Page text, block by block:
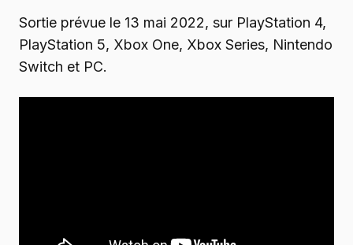
Sortie prévue le 13 mai 2022, sur PlayStation 4,
PlayStation 5, Xbox One, Xbox Series, Nintendo
Switch et PC.